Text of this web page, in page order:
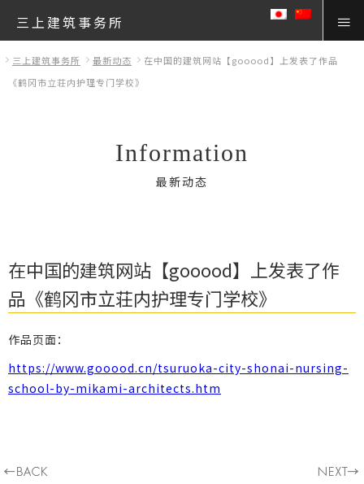
三上建筑事务所
三上建筑事务所 最新动态
在中国的建筑网站【gooood】上发表了作品
《鹤冈市立荘内护理专门学校》
Information
最新动态
在中国的建筑网站【gooood】上发表了作
品《鹤冈市立荘内护理专门学校》
作品页面：
https://www.gooood.cn/tsuruoka-city-shonai-nursing-
school-by-mikami-architects.htm